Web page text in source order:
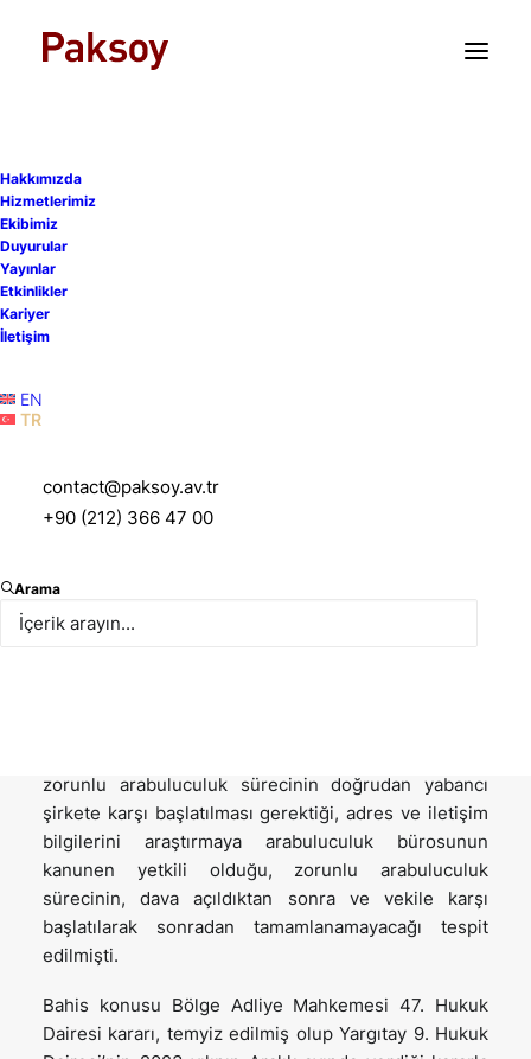
Hakkımızda
Hizmetlerimiz
Ekibimiz
Duyurular
Yayınlar
Etkinlikler
Kariyer
İletişim
EN
TR
contact@paksoy.av.tr
+90 (212) 366 47 00
Arama
Çalışan Teşvik Planı
Davalarında Emsal Yargıtay
Bölge Adliye Mahkemesi 47. Hukuk Dairesi Türk
işveren şirketin hâkimi konumundaki yabancı
zorunlu arabuluculuk sürecinin doğrudan yabancı
şirkete karşı başlatılması gerektiği, adres ve iletişim
bilgilerini araştırmaya arabuluculuk bürosunun
kanunen yetkili olduğu, zorunlu arabuluculuk
sürecinin, dava açıldıktan sonra ve vekile karşı
başlatılarak sonradan tamamlanamayacağı tespit
edilmişti.
Bahis konusu Bölge Adliye Mahkemesi 47. Hukuk
Dairesi kararı, temyiz edilmiş olup Yargıtay 9. Hukuk